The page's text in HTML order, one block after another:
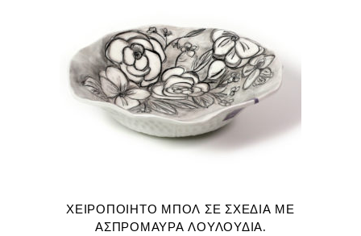
ΧΕΙΡΟΠΟΊΗΤΟ ΜΠΟΛ ΣΕ ΣΧΈΔΙΑ ΜΕ
ΑΣΠΡΌΜΑΥΡΑ ΛΟΥΛΟΎΔΙΑ.